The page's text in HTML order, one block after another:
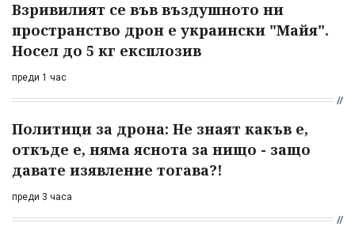
Взривилият се във въздушното ни
пространство дрон е украински "Майя".
Носел до 5 кг експлозив
преди 1 час
Политици за дрона: Не знаят какъв е,
откъде е, няма яснота за нищо - защо
давате изявление тогава?!
преди 3 часа